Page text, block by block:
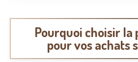
Pourquoi choisir la
pour vos achats